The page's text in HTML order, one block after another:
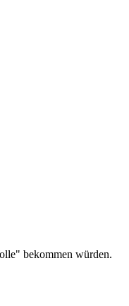
bekommen würden.